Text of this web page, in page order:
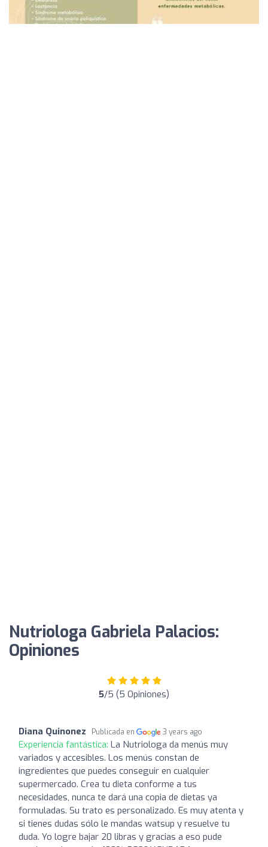
Nutriologa Gabriela Palacios:
Opiniones
5/5 (5 Opiniones)
Diana Quinonez Publicada en 3 years ago
Experiencia fantástica: La Nutriologa da menús muy
variados y accesibles. Los menús constan de
ingredientes que puedes conseguir en cualquier
supermercado. Crea tu dieta conforme a tus
necesidades, nunca te dará una copia de dietas ya
formuladas. Su trato es personalizado. Es muy atenta y
si tienes dudas sólo le mandas watsup y resuelve tu
duda. Yo logre bajar 20 libras y gracias a eso pude